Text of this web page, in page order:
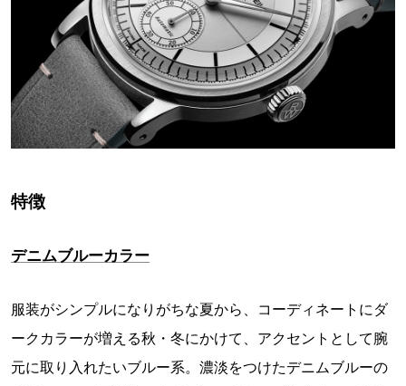
特徴
デニムブルーカラー
服装がシンプルになりがちな夏から、コーディネートにダ
ークカラーが増える秋・冬にかけて、アクセントとして腕
元に取り入れたいブルー系。濃淡をつけたデニムブルーの